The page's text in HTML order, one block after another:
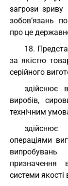
загрози зриву
зобов’язань
про це
18.
за якістю
серійного
здійснює
виробів,
технічним
операціями
призначення
системи якості